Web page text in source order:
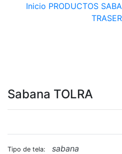
Inicio PRODUCTOS
Sabana TOLRA
Tipo de tela: sabana